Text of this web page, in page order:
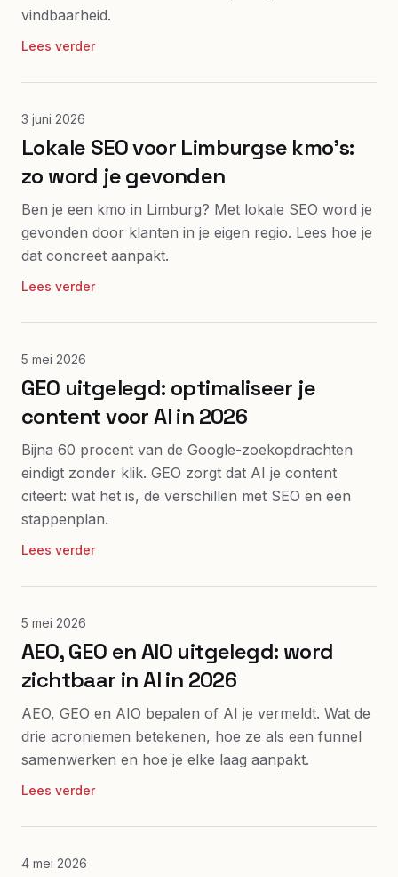
vindbaarheid.
Lees verder
3 juni 2026
Lokale SEO voor Limburgse kmo's:
zo word je gevonden
Ben je een kmo in Limburg? Met lokale SEO word je
gevonden door klanten in je eigen regio. Lees hoe je
dat concreet aanpakt.
Lees verder
5 mei 2026
GEO uitgelegd: optimaliseer je
content voor AI in 2026
Bijna 60 procent van de Google-zoekopdrachten
eindigt zonder klik. GEO zorgt dat AI je content
citeert: wat het is, de verschillen met SEO en een
stappenplan.
Lees verder
5 mei 2026
AEO, GEO en AIO uitgelegd: word
zichtbaar in AI in 2026
AEO, GEO en AIO bepalen of AI je vermeldt. Wat de
drie acroniemen betekenen, hoe ze als een funnel
samenwerken en hoe je elke laag aanpakt.
Lees verder
4 mei 2026